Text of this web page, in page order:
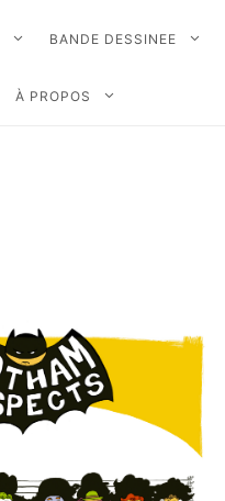
BANDE DESSINEE
À PROPOS